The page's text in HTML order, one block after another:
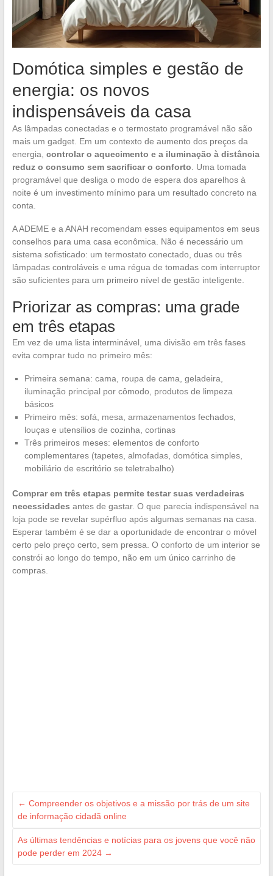
Domótica simples e gestão de
energia: os novos
indispensáveis da casa
As lâmpadas conectadas e o termostato programável não são
mais um gadget. Em um contexto de aumento dos preços da
energia, controlar o aquecimento e a iluminação à distância
reduz o consumo sem sacrificar o conforto . Uma tomada
programável que desliga o modo de espera dos aparelhos à
noite é um investimento mínimo para um resultado concreto na
conta.
A ADEME e a ANAH recomendam esses equipamentos em seus
conselhos para uma casa econômica. Não é necessário um
sistema sofisticado: um termostato conectado, duas ou três
lâmpadas controláveis e uma régua de tomadas com interruptor
são suficientes para um primeiro nível de gestão inteligente.
Priorizar as compras: uma grade
em três etapas
Em vez de uma lista interminável, uma divisão em três fases
evita comprar tudo no primeiro mês:
Primeira semana: cama, roupa de cama, geladeira,
iluminação principal por cômodo, produtos de limpeza
básicos
Primeiro mês: sofá, mesa, armazenamentos fechados,
louças e utensílios de cozinha, cortinas
Três primeiros meses: elementos de conforto
complementares (tapetes, almofadas, domótica simples,
mobiliário de escritório se teletrabalho)
Comprar em três etapas permite testar suas verdadeiras
necessidades antes de gastar. O que parecia indispensável na
loja pode se revelar supérfluo após algumas semanas na casa.
Esperar também é se dar a oportunidade de encontrar o móvel
certo pelo preço certo, sem pressa. O conforto de um interior se
constrói ao longo do tempo, não em um único carrinho de
compras.
← Compreender os objetivos e a missão por trás de um site
de informação cidadã online
As últimas tendências e notícias para os jovens que você não
pode perder em 2024 →